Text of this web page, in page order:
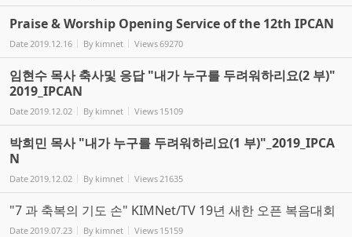
Praise & Worship Opening Service of the 12th IPCAN
Date 2019.12.16 By kimnet Views69270
임현수 목사 축사및 응답 "내가 누구를 두려워하리요(2 부)"
2019_IPCAN
Date 2019.12.02 By kimnet Views 15109
박희민 목사 "내가 누구를 두려워하리요(1 부)"_2019_IPCA
N
Date 2019.12.02 By kimnet Views 21635
"7 과 축복의 기도 손" KIMNet/TV 19년 새한 오픈 복음대회
Date 2019.07.23 By kimnet Views 15159